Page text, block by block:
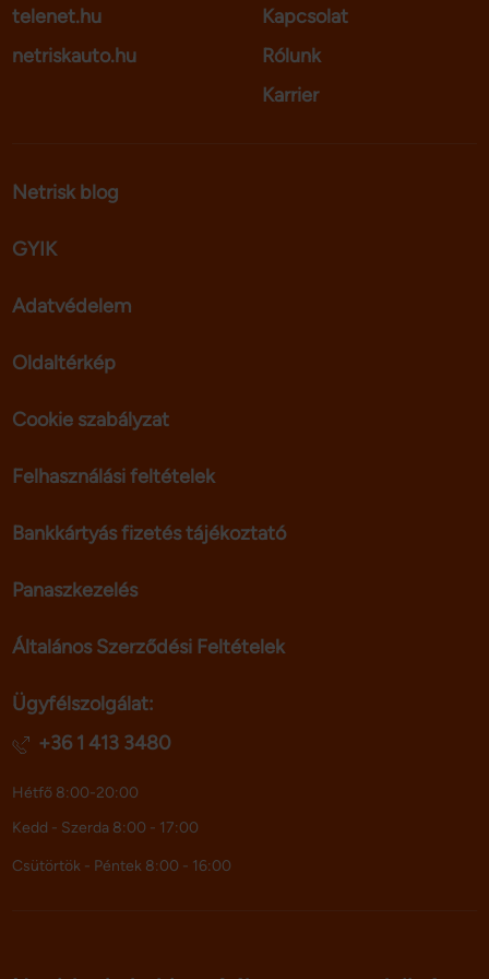
telenet.hu
netriskauto.hu
Kapcsolat
Rólunk
Karrier
Netrisk blog
GYIK
Adatvédelem
Oldaltérkép
Cookie szabályzat
Felhasználási feltételek
Bankkártyás fizetés tájékoztató
Panaszkezelés
Általános Szerződési Feltételek
Ügyfélszolgálat:
+36 1 413 3480
Hétfő 8:00-20:00
Kedd - Szerda 8:00 - 17:00
Csütörtök - Péntek 8:00 - 16:00